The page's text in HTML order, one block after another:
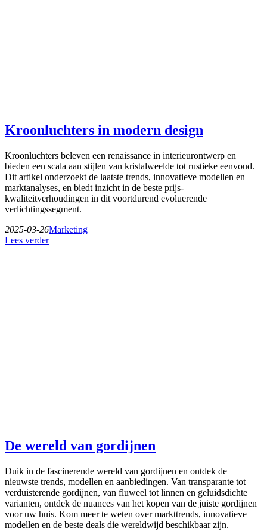
Kroonluchters in modern design
Kroonluchters beleven een renaissance in interieurontwerp en
bieden een scala aan stijlen van kristalweelde tot rustieke eenvoud.
Dit artikel onderzoekt de laatste trends, innovatieve modellen en
marktanalyses, en biedt inzicht in de beste prijs-
kwaliteitverhoudingen in dit voortdurend evoluerende
verlichtingssegment.
2025-03-26Marketing
Lees verder
De wereld van gordijnen
Duik in de fascinerende wereld van gordijnen en ontdek de
nieuwste trends, modellen en aanbiedingen. Van transparante tot
verduisterende gordijnen, van fluweel tot linnen en geluidsdichte
varianten, ontdek de nuances van het kopen van de juiste gordijnen
voor uw huis. Kom meer te weten over markttrends, innovatieve
modellen en de beste deals die wereldwijd beschikbaar zijn.